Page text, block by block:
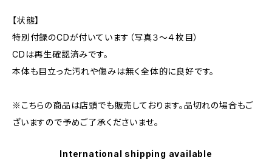
【状態】
特別付録のCDが付いています（写真３～４枚目）
CDは再生確認済みです。
本体も目立った汚れや傷みは無く全体的に良好です。
※こちらの商品は店頭でも販売しております。品切れの場合もご
ざいますので予めご了承くださいませ。
International shipping available